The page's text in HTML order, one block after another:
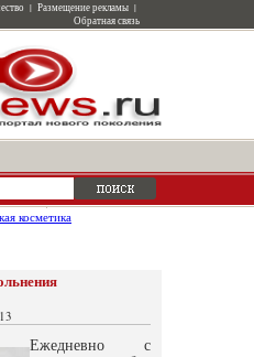
| Размещение рекламы |
Обратная связь
Ежедневно с